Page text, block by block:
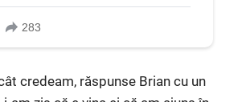
credeam, răspunse Brian cu un